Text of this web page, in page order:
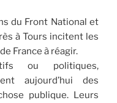
du Front National et
à Tours incitent les
France à réagir.
ou politiques,
aujourd’hui des
publique. Leurs